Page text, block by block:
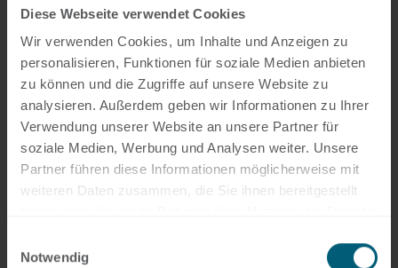
Diese Webseite verwendet Cookies
Wir verwenden Cookies, um Inhalte und Anzeigen zu
personalisieren, Funktionen für soziale Medien anbieten
zu können und die Zugriffe auf unsere Website zu
analysieren. Außerdem geben wir Informationen zu Ihrer
Verwendung unserer Website an unsere Partner für
soziale Medien, Werbung und Analysen weiter. Unsere
Partner führen diese Informationen möglicherweise mit
weiteren Daten zusammen, die Sie ihnen bereitgestellt
Notwendig